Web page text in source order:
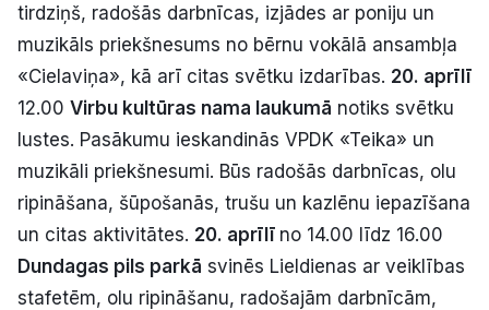
tirdziņš, radošās darbnīcas, izjādes ar poniju un
muzikāls priekšnesums no bērnu vokālā ansambļa
«Cielaviņa», kā arī citas svētku izdarības. 20. aprīlī
12.00 Virbu kultūras nama laukumā notiks svētku
lustes. Pasākumu ieskandinās VPDK «Teika» un
muzikāli priekšnesumi. Būs radošās darbnīcas, olu
ripināšana, šūpošanās, trušu un kazlēnu iepazīšana
un citas aktivitātes. 20. aprīlī no 14.00 līdz 16.00
Dundagas pils parkā svinēs Lieldienas ar veiklības
stafetēm, olu ripināšanu, radošajām darbnīcām,